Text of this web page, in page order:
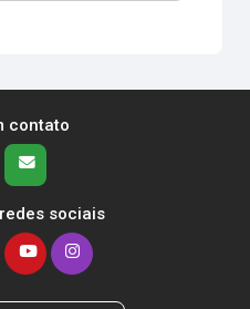
contato
sociais